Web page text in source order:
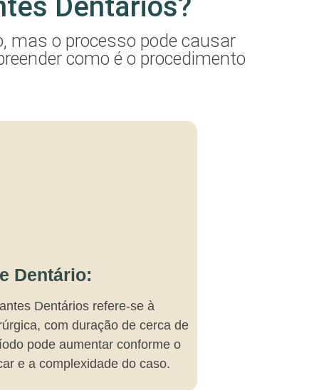
Dentários?
mas o processo pode causar
como é o procedimento
Dentário:
Dentários refere-se à
com duração de cerca de
pode aumentar conforme o
e a complexidade do caso.